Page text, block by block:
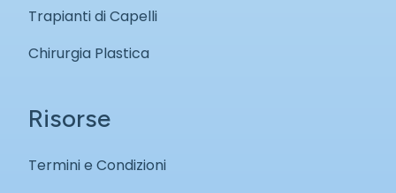
Trapianti di Capelli
Chirurgia Plastica
Risorse
Termini e Condizioni